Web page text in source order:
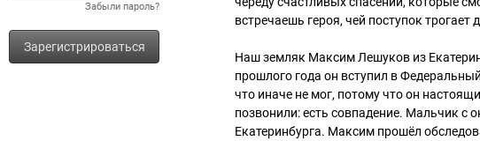
Забыли пароль?
Зарегистрироваться
встречаешь героя, чей поступок трогает
Наш земляк Максим Лешуков из
прошлого года он вступил в
что иначе не мог, потому что он
позвонили: есть совпадение. Мальчик с
Екатеринбурга. Максим прошёл